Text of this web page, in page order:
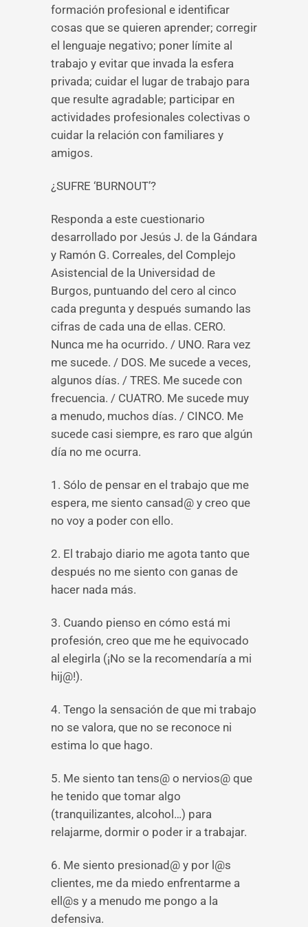
formación profesional e identificar
cosas que se quieren aprender; corregir
el lenguaje negativo; poner límite al
trabajo y evitar que invada la esfera
privada; cuidar el lugar de trabajo para
que resulte agradable; participar en
actividades profesionales colectivas o
cuidar la relación con familiares y
amigos.
¿SUFRE ‘BURNOUT’?
Responda a este cuestionario
desarrollado por Jesús J. de la Gándara
y Ramón G. Correales, del Complejo
Asistencial de la Universidad de
Burgos, puntuando del cero al cinco
cada pregunta y después sumando las
cifras de cada una de ellas. CERO.
Nunca me ha ocurrido. / UNO. Rara vez
me sucede. / DOS. Me sucede a veces,
algunos días. / TRES. Me sucede con
frecuencia. / CUATRO. Me sucede muy
a menudo, muchos días. / CINCO. Me
sucede casi siempre, es raro que algún
día no me ocurra.
1. Sólo de pensar en el trabajo que me
espera, me siento cansad@ y creo que
no voy a poder con ello.
2. El trabajo diario me agota tanto que
después no me siento con ganas de
hacer nada más.
3. Cuando pienso en cómo está mi
profesión, creo que me he equivocado
al elegirla (¡No se la recomendaría a mi
hij@!).
4. Tengo la sensación de que mi trabajo
no se valora, que no se reconoce ni
estima lo que hago.
5. Me siento tan tens@ o nervios@ que
he tenido que tomar algo
(tranquilizantes, alcohol…) para
relajarme, dormir o poder ir a trabajar.
6. Me siento presionad@ y por l@s
clientes, me da miedo enfrentarme a
ell@s y a menudo me pongo a la
defensiva.